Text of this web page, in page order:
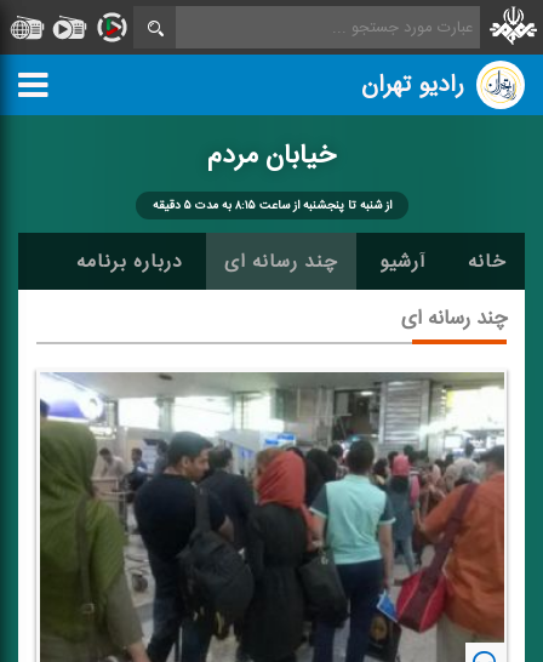
رادیو تهران
خیابان مردم
از شنبه تا پنجشنبه از ساعت ۸:۱۵ به مدت ۵ دقیقه
خانه آرشیو چند رسانه ای درباره برنامه
چند رسانه ای